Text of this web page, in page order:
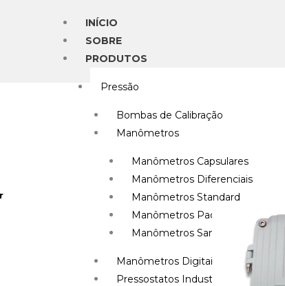
INÍCIO
SOBRE
PRODUTOS
Pressão
Bombas de Calibração
Manômetros
Manômetros Capsulares
Manômetros Diferenciais
Manômetros Standard
Manômetros Padrão
Manômetros Sanitários
Manômetros Digitais
Pressostatos Industriais
vazao
Mostrando todos os 22